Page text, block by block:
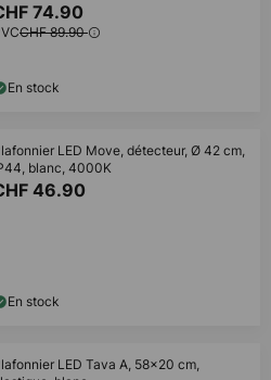
74.90
CHF 89.90
En stock
LED Move, détecteur, Ø 42 cm,
blanc, 4000K
46.90
En stock
LED Tava A, 58x20 cm,